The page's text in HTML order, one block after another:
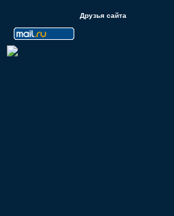
Друзья сайта